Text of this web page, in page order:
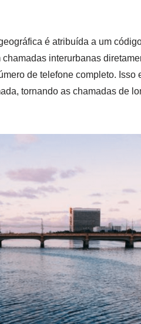
é atribuída a um
interurbanas
de telefone completo.
tornando as chamadas de